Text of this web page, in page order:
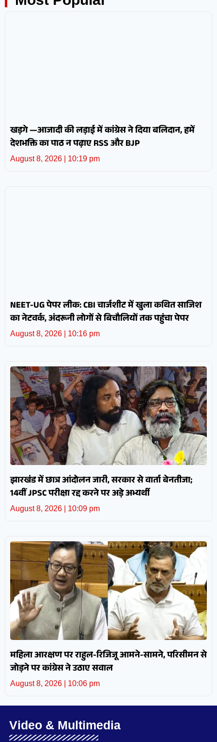
खड़गे —आजादी की लड़ाई में कांग्रेस ने दिया बलिदान, हमें
देशभक्ति का पाठ न पढ़ाए RSS और BJP
August 8, 2026 10:19 pm
NEET-UG पेपर लीक: CBI चार्जशीट में खुला कथित साजिश
का नेटवर्क, अंदरूनी लोगों से बिचौलियों तक पहुंचा पेपर
August 8, 2026 10:16 pm
झारखंड में छात्र आंदोलन जारी, सरकार से वार्ता बेनतीजा;
14वीं JPSC परीक्षा रद्द करने पर अड़े अभ्यर्थी
August 8, 2026 10:09 pm
महिला आरक्षण पर राहुल-रिजिजू आमने-सामने, परिसीमन से
जोड़ने पर कांग्रेस ने उठाए सवाल
August 8, 2026 10:06 pm
Video & Multimedia